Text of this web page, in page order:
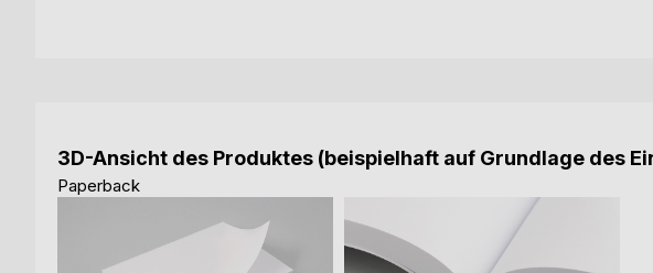
3D-Ansicht des Produktes (beispielhaft auf Grundlage des
Paperback